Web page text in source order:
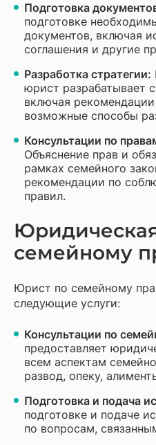
Подготовка
подготовке
документов, включая
соглашения и другие
Разработка стратегии:
юрист разрабатывает
включая
возможные способы
Консультации по
Объяснение прав и
рамках семейного
рекомендации по
правил.
семейному
Юрист по семейному
следующие услуги:
Консультации по
предоставляет
всем аспектам
развод, опеку,
Подготовка и подача
подготовке и подаче
по вопросам,